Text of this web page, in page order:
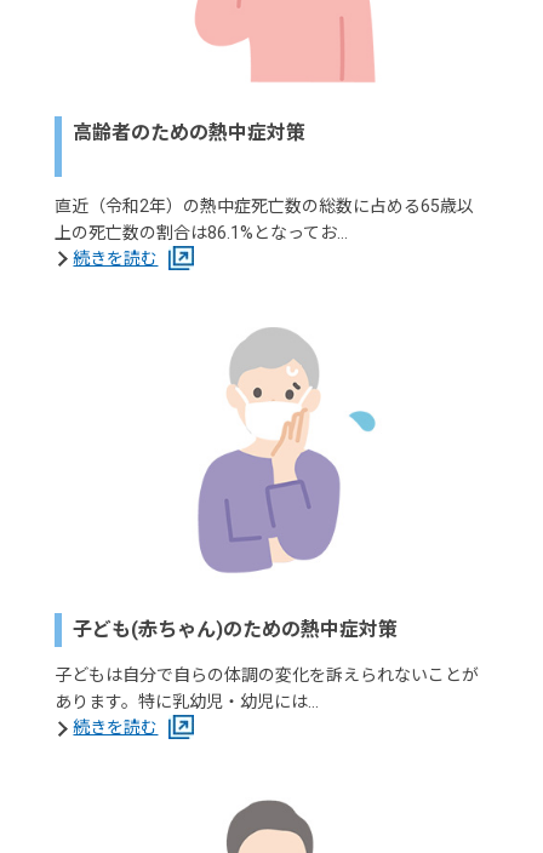
高齢者のための熱中症対策
直近（令和2年）の熱中症死亡数の総数に占める65歳以
上の死亡数の割合は86.1%となってお…
続きを読む
子ども(赤ちゃん)のための熱中症対策
子どもは自分で自らの体調の変化を訴えられないことが
あります。特に乳幼児・幼児には…
続きを読む